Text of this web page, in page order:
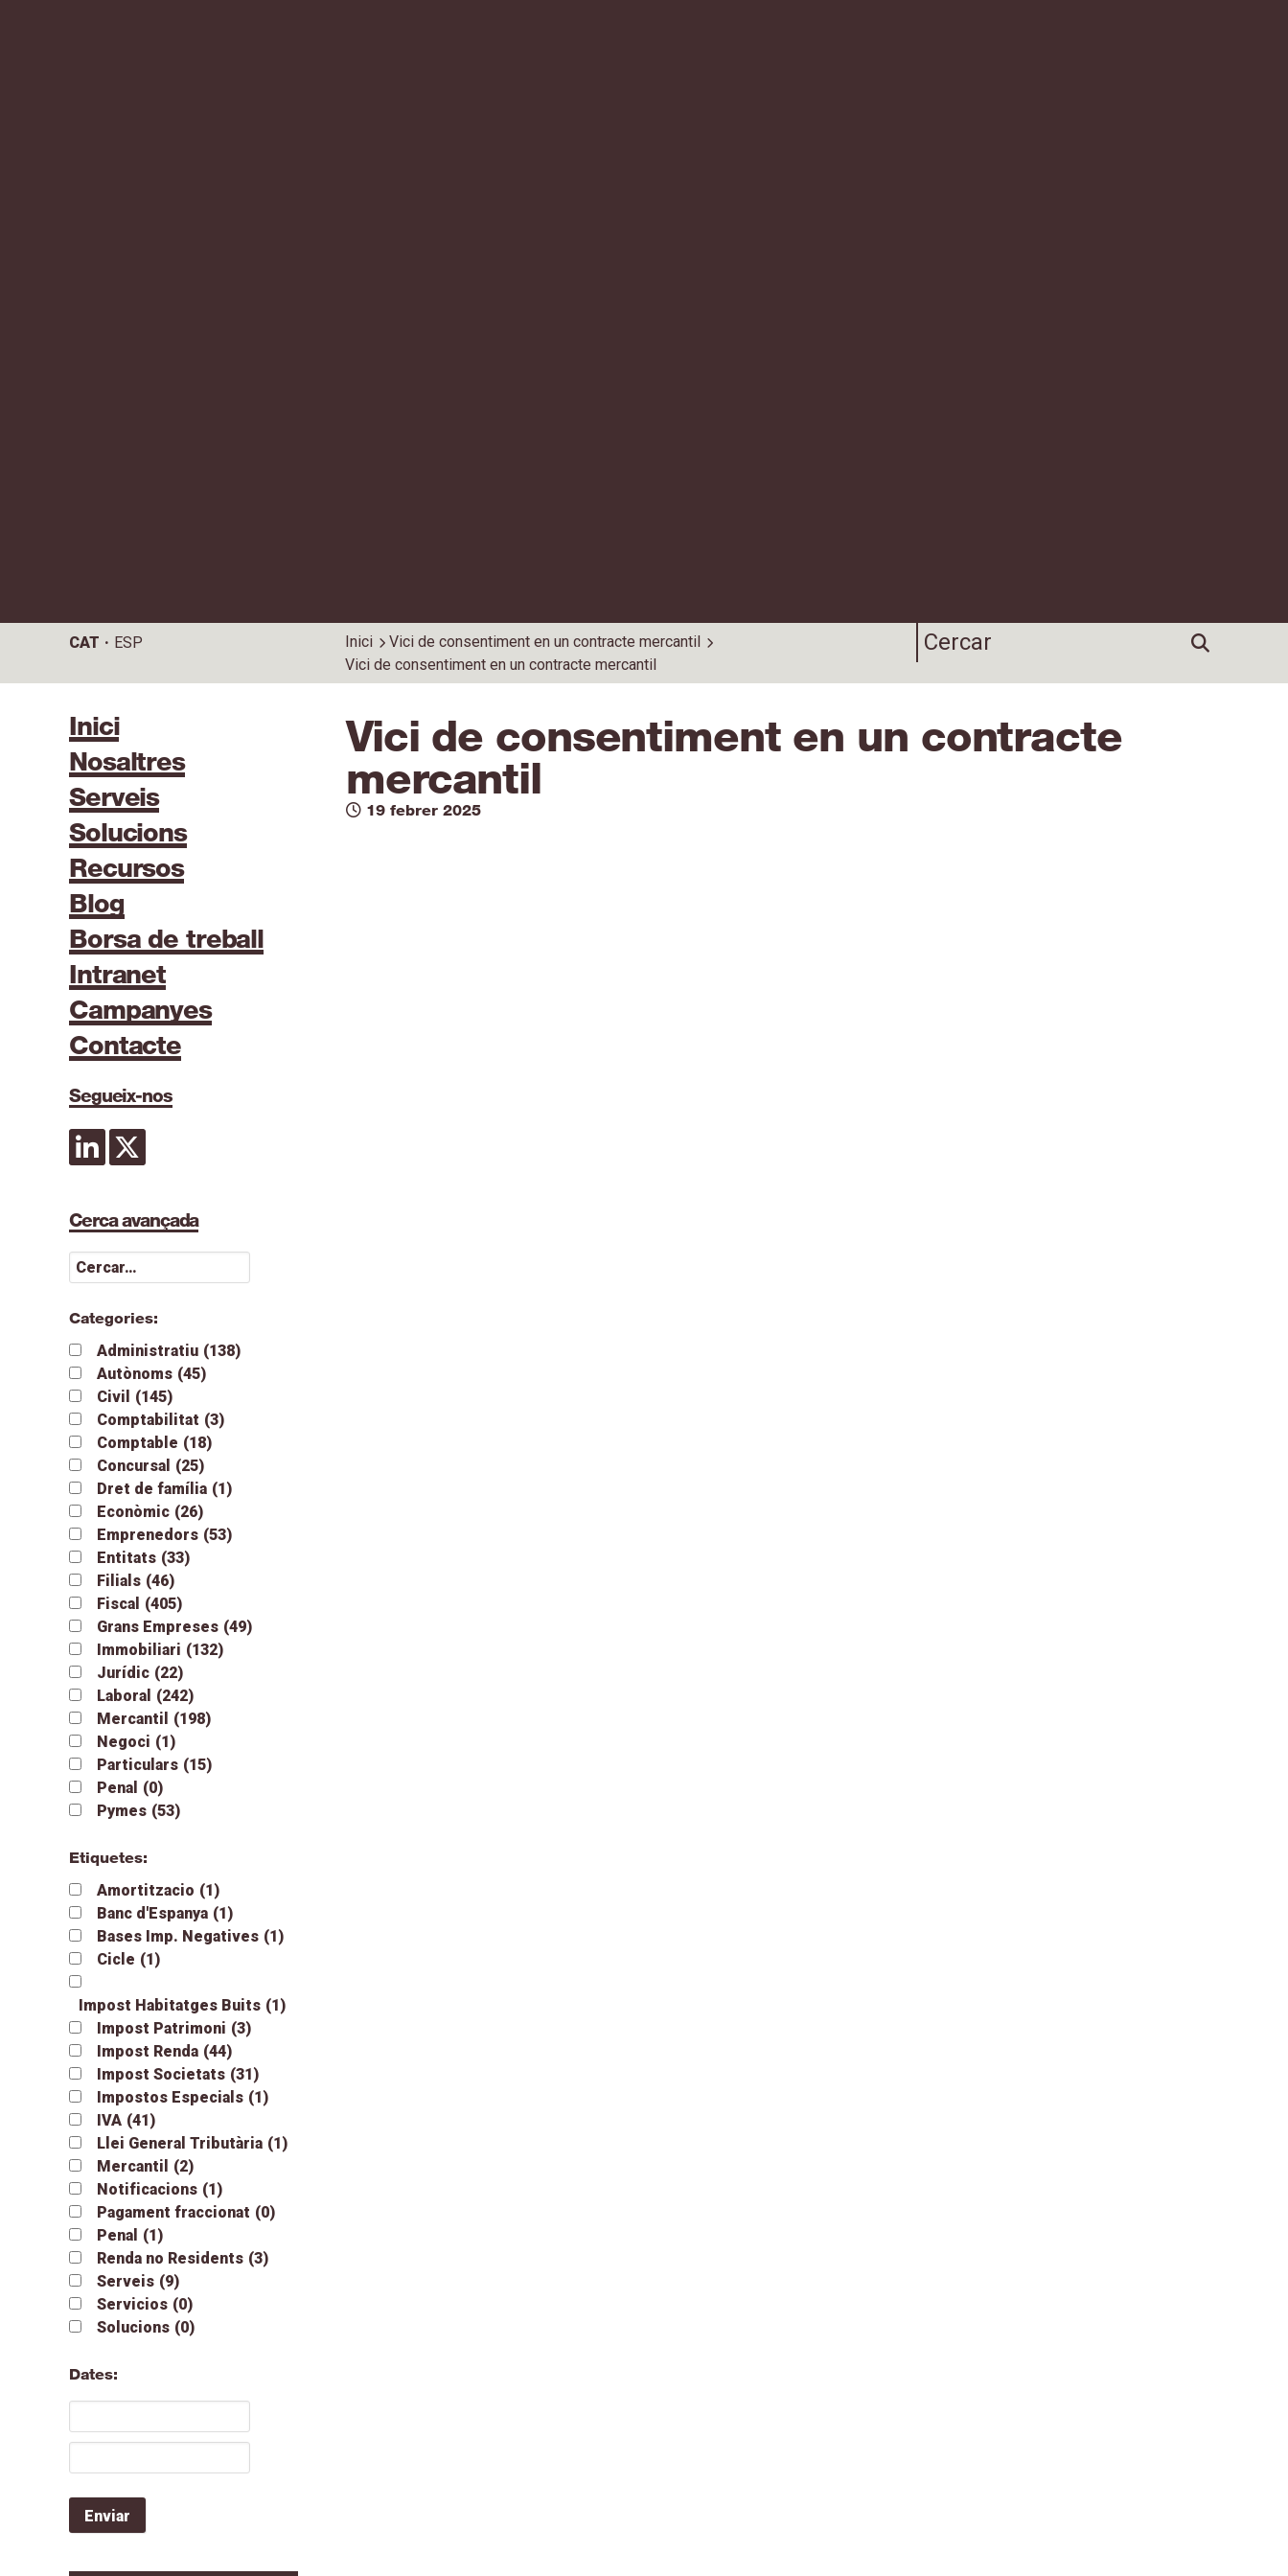
CAT ESP Inici
Vici de consentiment en un contracte mercantil
Vici de consentiment en un contracte mercantil
Inici
Nosaltres
Serveis
Solucions
Recursos
Blog
Borsa de treball
Intranet
Campanyes
Contacte
Segueix-nos
Cerca avançada
Categories:
Administratiu (138)
Autònoms (45)
Civil
(145)
Comptabilitat (3)
Comptable (18)
Concursal (25)
Dret de família (1)
Econòmic (26)
Emprenedors (53)
Entitats (33)
Filials (46)
Fiscal (405)
Grans Empreses (49)
Immobiliari (132)
Jurídic (22)
Laboral (242)
Mercantil
(198)
Negoci (1)
Particulars (15)
Penal (0)
Pymes (53)
Etiquetes:
Amortitzacio (1)
Banc d'Espanya (1)
Bases Imp. Negatives (1)
Cicle (1)
Impost Habitatges Buits (1)
Impost Patrimoni (3)
Impost Renda (44)
Impost Societats (31)
Impostos Especials (1)
IVA (41)
Llei General Tributària (1)
Mercantil
(2)
Notificacions (1)
Pagament fraccionat (0)
Penal (1)
Renda no Residents (3)
Serveis (9)
Servicios (0)
Solucions (0)
Dates:
Vici de consentiment en un contracte
mercantil
19 febrer 2025